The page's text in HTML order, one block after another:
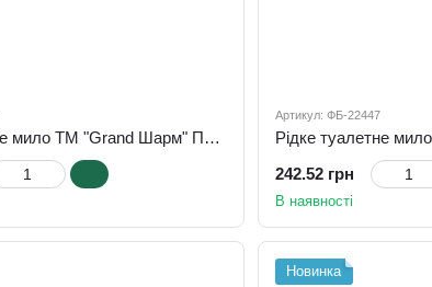
Рідке туалетне мило ТМ "Grand Шарм" Полуниця, 5000 мл
Артикул: ФБ-22447
242.52 грн
В наявності
Новинка